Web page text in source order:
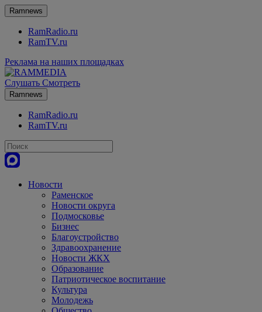
Ramnews
RamRadio.ru
RamTV.ru
Реклама на наших площадках
Слушать Смотреть
Ramnews
RamRadio.ru
RamTV.ru
Новости
Раменское
Новости округа
Подмосковье
Бизнес
Благоустройство
Здравоохранение
Новости ЖКХ
Образование
Патриотическое воспитание
Культура
Молодежь